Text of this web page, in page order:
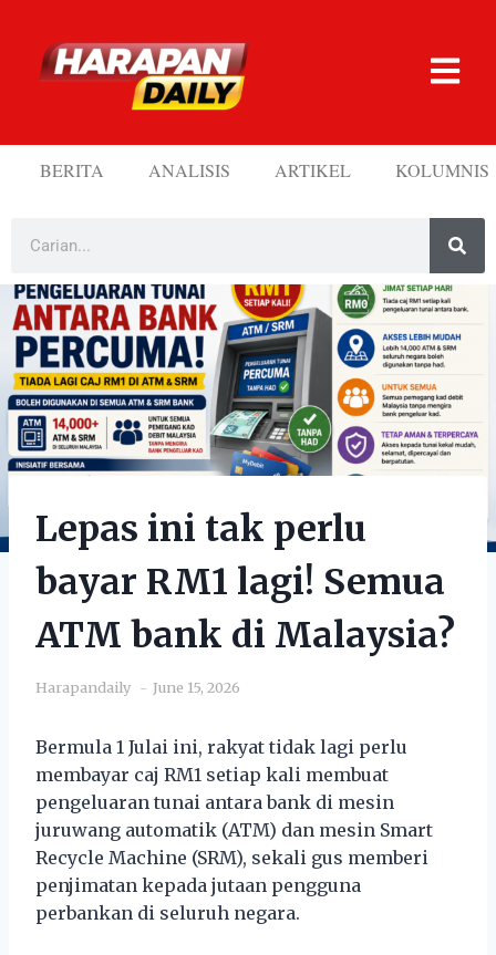
BERITA ANALISIS ARTIKEL KOLUMNIS
Lepas ini tak perlu
bayar RM1 lagi! Semua
ATM bank di Malaysia?
Harapandaily June 15, 2026
Bermula 1 Julai ini, rakyat tidak lagi perlu
membayar caj RM1 setiap kali membuat
pengeluaran tunai antara bank di mesin
juruwang automatik (ATM) dan mesin Smart
Recycle Machine (SRM), sekali gus memberi
penjimatan kepada jutaan pengguna
perbankan di seluruh negara.